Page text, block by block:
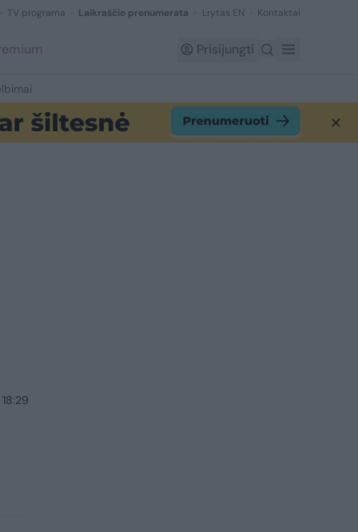
TV programa Laikraščio prenumerata Lrytas EN Kontaktai
Prisijungti